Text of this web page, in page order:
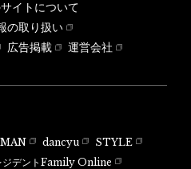
イトについて
の取り扱い
広告掲載
運営会社
dancyu
STYLE
ジデントFamily Online